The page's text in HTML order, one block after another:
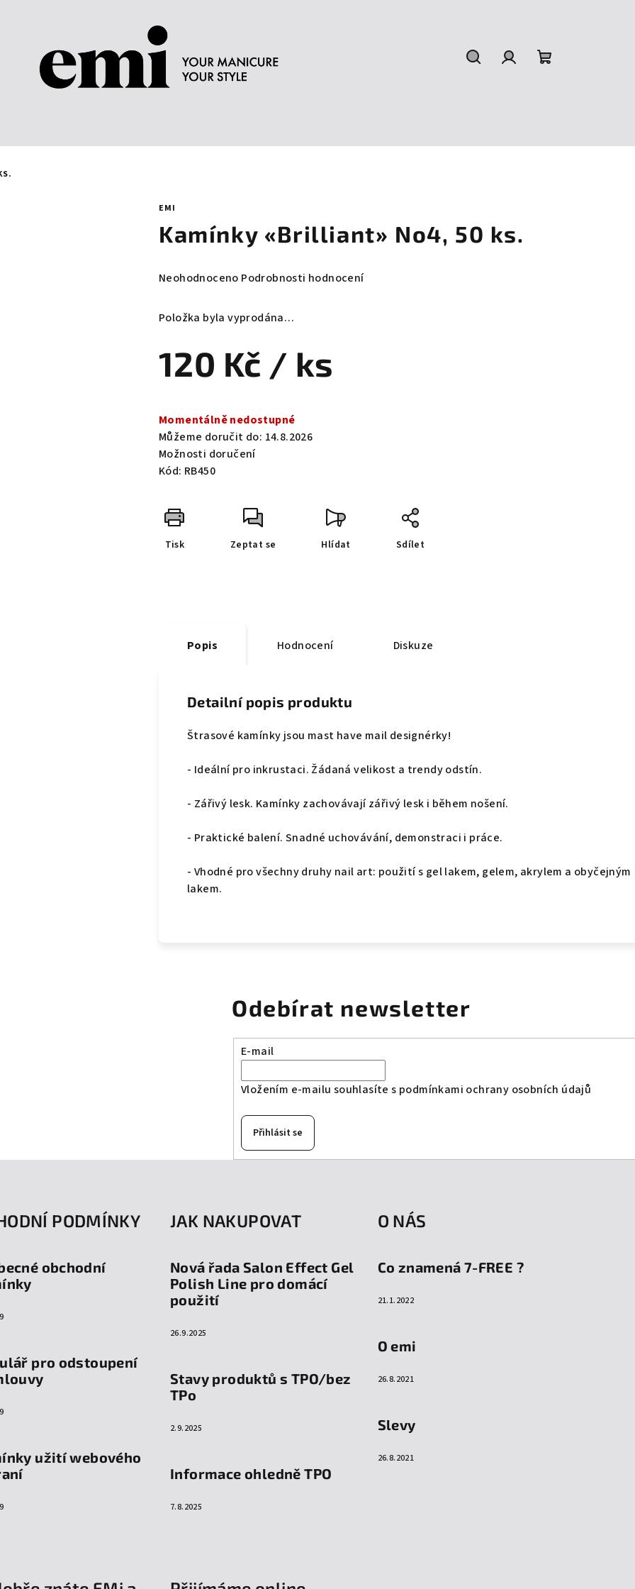
EMI
Kamínky «Brilliant» No4, 50 ks.
Průměrné
produktu
z
Neohodnoceno Podrobnosti hodnocení
Položka byla vyprodána…
120 Kč / ks
cena:
Momentálně nedostupné
Můžeme doručit do: 14.8.2026
Možnosti doručení
Kód: RB450
Tisk Zeptat se Hlídat Sdílet
Popis Hodnocení Diskuze
Detailní popis produktu
Štrasové kamínky jsou mast have mail designérky!
- Ideální pro inkrustaci. Žádaná velikost a trendy odstín.
- Zářivý lesk. Kamínky zachovávají zářivý lesk i během nošení.
- Praktické balení. Snadné uchovávání, demonstraci i práce.
- Vhodné pro všechny druhy nail art: použití s gel lakem, gelem, akrylem a obyčejným
lakem.
Odebírat newsletter
E-mail
Vložením e-mailu souhlasíte s podmínkami ochrany osobních údajů
Přihlásit se
PODMÍNKY
obchodní
pro odstoupení
užití webového
JAK NAKUPOVAT
Nová řada Salon Effect Gel
Polish Line pro domácí
použití
26.9.2025
Stavy produktů s TPO/bez
TPo
2.9.2025
Informace ohledně TPO
7.8.2025
O NÁS
Co znamená 7-FREE ?
21.1.2022
O emi
26.8.2021
Slevy
26.8.2021